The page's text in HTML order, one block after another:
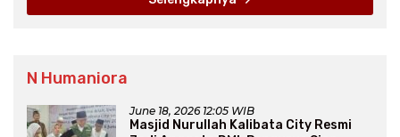
N Humaniora
June 18, 2026 12:05 WIB
Masjid Nurullah Kalibata City Resmi